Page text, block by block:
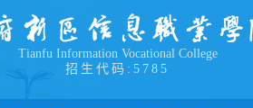
Tianfu Information Vocational College
招生代码:5785